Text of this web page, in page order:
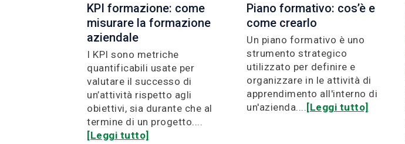
KPI formazione: come
misurare la formazione
aziendale
I KPI sono metriche
quantificabili usate per
valutare il successo di
un’attività rispetto agli
obiettivi, sia durante che al
termine di un progetto....
[Leggi tutto]
Piano formativo: cos’è e
come crearlo
Un piano formativo è uno
strumento strategico
utilizzato per definire e
organizzare in le attività di
apprendimento all'interno di
un'azienda....[Leggi tutto]